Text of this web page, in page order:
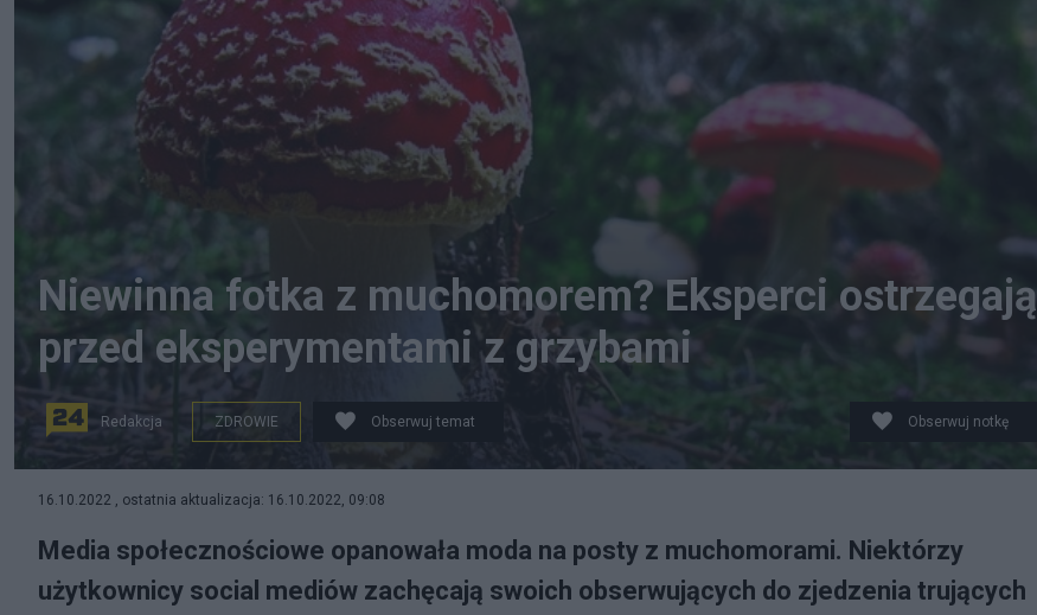
Niewinna fotka z muchomorem? Eksperci ostrzegają
przed eksperymentami z grzybami
Redakcja ZDROWIE Obserwuj temat Obserwuj notkę
16.10.2022 , ostatnia aktualizacja: 16.10.2022, 09:08
Media społecznościowe opanowała moda na posty z muchomorami. Niektórzy
użytkownicy social mediów zachęcają swoich obserwujących do zjedzenia trujących